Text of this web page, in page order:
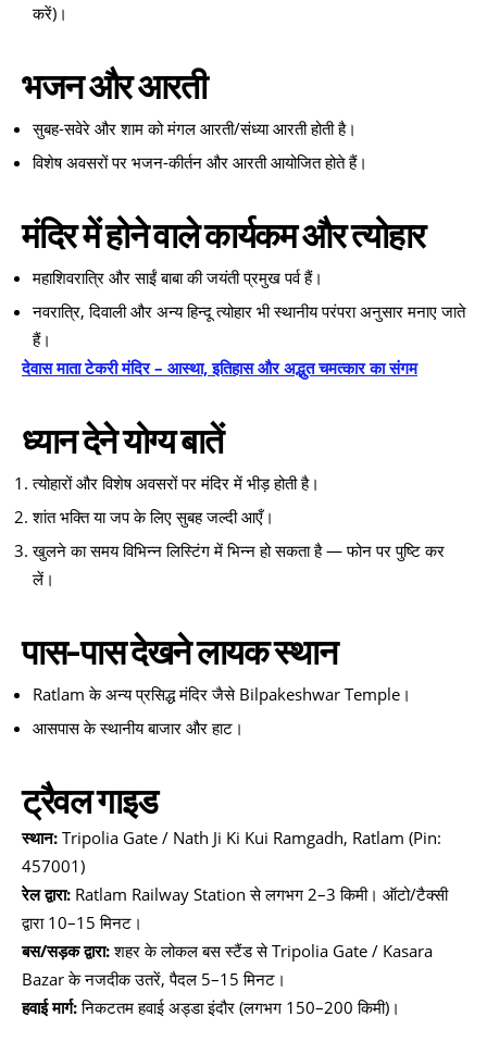
करें)।
भजन और आरती
सुबह-सवेरे और शाम को मंगल आरती/संध्या आरती होती है।
विशेष अवसरों पर भजन-कीर्तन और आरती आयोजित होते हैं।
मंदिर में होने वाले कार्यकम और त्योहार
महाशिवरात्रि और साईं बाबा की जयंती प्रमुख पर्व हैं।
नवरात्रि, दिवाली और अन्य हिन्दू त्योहार भी स्थानीय परंपरा अनुसार मनाए जाते
हैं।
देवास माता टेकरी मंदिर – आस्था, इतिहास और अद्भुत चमत्कार का संगम
ध्यान देने योग्य बातें
त्योहारों और विशेष अवसरों पर मंदिर में भीड़ होती है।
शांत भक्ति या जप के लिए सुबह जल्दी आएँ।
खुलने का समय विभिन्न लिस्टिंग में भिन्न हो सकता है — फोन पर पुष्टि कर
लें।
पास-पास देखने लायक स्थान
Ratlam के अन्य प्रसिद्ध मंदिर जैसे Bilpakeshwar Temple।
आसपास के स्थानीय बाजार और हाट।
ट्रैवल गाइड
स्थान: Tripolia Gate / Nath Ji Ki Kui Ramgadh, Ratlam (Pin:
457001)
रेल द्वारा: Ratlam Railway Station से लगभग 2–3 किमी। ऑटो/टैक्सी
द्वारा 10–15 मिनट।
बस/सड़क द्वारा:शहर के लोकल बस स्टैंड से Tripolia Gate / Kasara
Bazar के नजदीक उतरें, पैदल 5–15 मिनट।
हवाई मार्ग:निकटतम हवाई अड्डा इंदौर (लगभग 150–200 किमी)।